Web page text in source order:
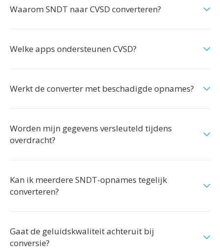
Waarom SNDT naar CVSD converteren?
Welke apps ondersteunen CVSD?
Werkt de converter met beschadigde opnames?
Worden mijn gegevens versleuteld tijdens
overdracht?
Kan ik meerdere SNDT-opnames tegelijk
converteren?
Gaat de geluidskwaliteit achteruit bij
conversie?